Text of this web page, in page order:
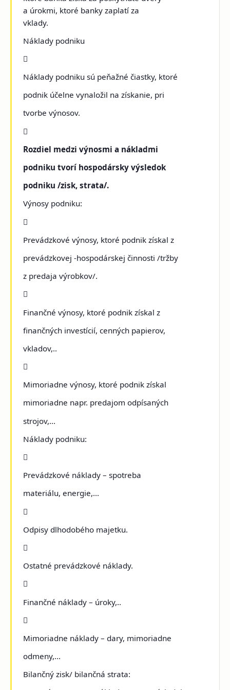
a úrokmi, ktoré banky zaplatí za
vklady.
Náklady podniku

Náklady podniku sú peňažné čiastky, ktoré
podnik účelne vynaložil na získanie, pri
tvorbe výnosov.

Rozdiel medzi výnosmi a nákladmi
podniku tvorí hospodársky výsledok
podniku /zisk, strata/.
Výnosy podniku:

Prevádzkové výnosy, ktoré podnik získal z
prevádzkovej -hospodárskej činnosti /tržby
z predaja výrobkov/.

Finančné výnosy, ktoré podnik získal z
finančných investícií, cenných papierov,
vkladov,..

Mimoriadne výnosy, ktoré podnik získal
mimoriadne napr. predajom odpísaných
strojov,...
Náklady podniku:

Prevádzkové náklady – spotreba
materiálu, energie,...

Odpisy dlhodobého majetku.

Ostatné prevádzkové náklady.

Finančné náklady – úroky,..

Mimoriadne náklady – dary, mimoriadne
odmeny,...
Bilančný zisk/ bilančná strata: